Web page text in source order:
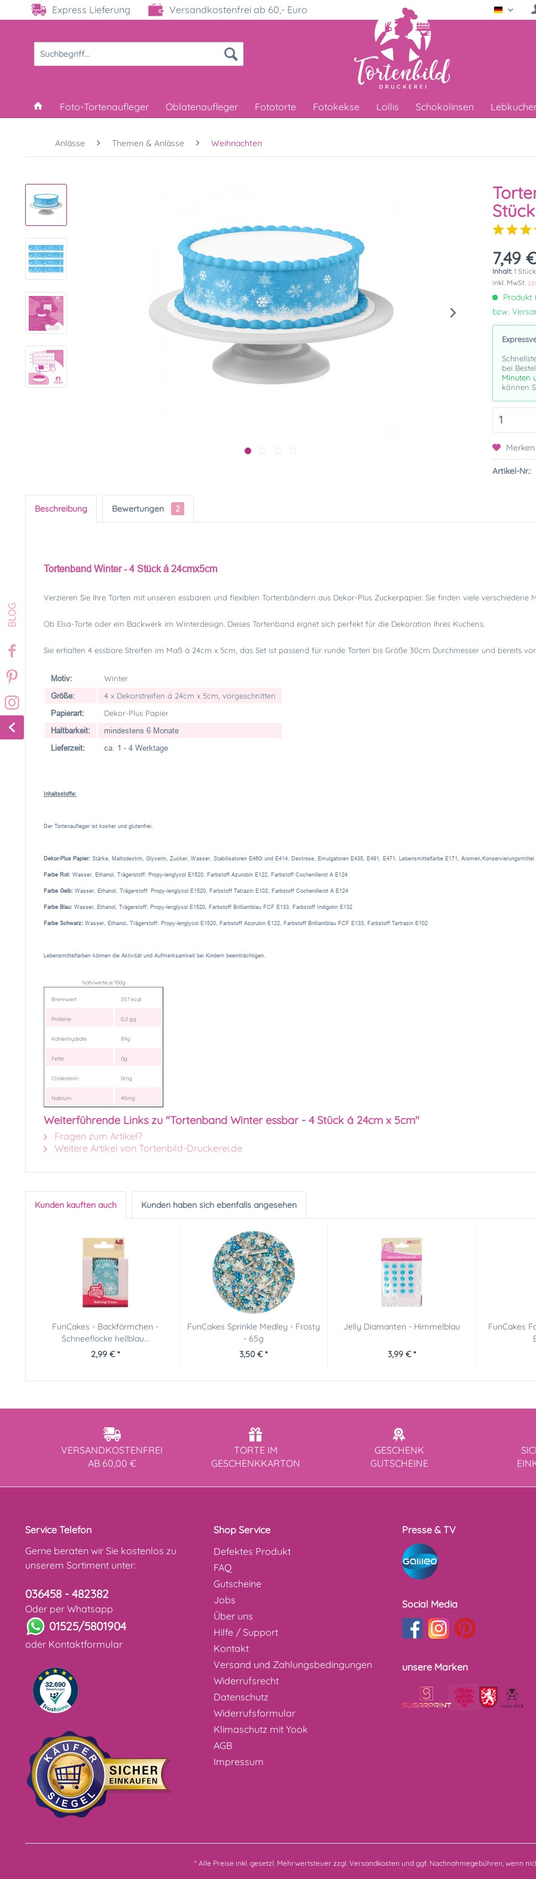
Express Lieferung Versandkostenfrei ab 60,- Euro
Foto-Tortenaufleger Oblatenaufleger Fototorte Fotokekse Lollis Schokolinsen
Anlässe Themen & Anlässe Weihnachten
7,49
Inhalt:1 Stück
inkl. MwSt.
Produkt
bzw.
bei
Minuten
können
Merken
Artikel-Nr.:
Beschreibung Bewertungen 2
Tortenband Winter - 4 Stück á 24cmx5cm
Verzieren Sie Ihre Torten mit unseren essbaren und flexiblen Tortenbändern aus Dekor-Plus Zuckerpapier. Sie finden viele verschiedene
Ob Elsa-Torte oder ein Backwerk im Winterdesign. Dieses Tortenband eignet sich perfekt für die Dekoration Ihres Kuchens.
Sie erhalten 4 essbare Streifen im Maß á 24cm x 5cm, das Set ist passend für runde Torten bis Größe 30cm Durchmesser und bereits
Motiv: Winter
Größe: 4 x Dekorstreifen á 24cm x 5cm, vorgeschnitten
Papierart: Dekor-Plus Papier
Haltbarkeit:
mindestens 6 Monate
Lieferzeit:
ca. 1 - 4 Werktage
Inhaltsstoffe:
Der Tortenaufleger ist kosher und glutenfrei.
Dekor-Plus Papier: Stärke, Maltodextrin, Glycerin, Zucker, Wasser, Stabilisatoren E460i und E414, Dextrose, Emulgatoren E435, E491, E471, Lebensmittelfarbe E171,
Farbe Rot: Wasser, Ethanol, Trägerstoff: Propy-lenglycol E1520, Farbstoff Azurobin E122, Farbstoff Cochenillerot A E124
Farbe Gelb: Wasser, Ethanol, Trägerstoff: Propy-lenglycol E1520, Farbstoff Tatrazin E102, Farbstoff Cochenillerot A E124
Farbe Blau: Wasser, Ethanol, Trägerstoff: Propy-lenglycol E1520, Farbstoff Brilliantblau FCF E133, Farbstoff Indigotin E132
Farbe Schwarz: Wasser, Ethanol, Trägerstoff: Propy-lenglycol E1520, Farbstoff Azorubin E122, Farbstoff Brilliantblau FCF E133, Farbstoff Tartrazin E102
Lebensmittelfarben können die Aktivität und Aufmerksamkeit bei Kindern beeinträchtigen.
Nährwerte je 100g
Brennwert 357 kcal
Proteine 0,2 gg
Kohlenhydrate 89g
Fette 0g
Cholesterin 0mg
Natrium 45mg
Weiterführende Links zu "Tortenband Winter essbar - 4 Stück á 24cm x 5cm"
Fragen zum Artikel?
Weitere Artikel von Tortenbild-Druckerei.de
Kunden kauften auch Kunden haben sich ebenfalls angesehen
FunCakes - Backförmchen -
Schneeflocke hellblau...
2,99 € *
FunCakes Sprinkle Medley - Frosty
- 65g
3,50 € *
Jelly Diamanten - Himmelblau
3,99 € *
FunCakes
VERSANDKOSTENFREI
AB 60,00 €
TORTE IM
GESCHENKKARTON
GESCHENK
GUTSCHEINE
Service Telefon
Gerne beraten wir Sie kostenlos zu
unserem Sortiment unter:
036458 - 482382
Oder per Whatsapp
01525/5801904
oder Kontaktformular
Shop Service
Defektes Produkt
FAQ
Gutscheine
Jobs
Über uns
Hilfe / Support
Kontakt
Versand und Zahlungsbedingungen
Widerrufsrecht
Datenschutz
Widerrufsformular
Klimaschutz mit Yook
AGB
Impressum
Presse & TV
Social Media
unsere Marken
* Alle Preise inkl. gesetzl. Mehrwertsteuer zzgl. Versandkosten und ggf. Nachnahmegebühren, wenn